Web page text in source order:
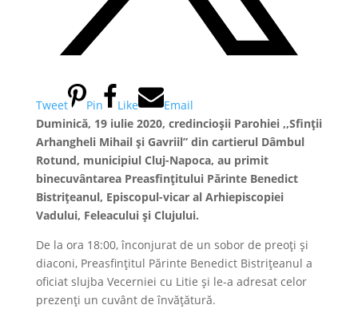
Tweet Pin Like
Email
Duminică, 19 iulie 2020, credincioșii Parohiei ,,Sfinții
Arhangheli Mihail și Gavriil” din cartierul Dâmbul
Rotund, municipiul Cluj-Napoca, au primit
binecuvântarea Preasfințitului Părinte Benedict
Bistrițeanul, Episcopul-vicar al Arhiepiscopiei
Vadului, Feleacului și Clujului.
De la ora 18:00, înconjurat de un sobor de preoți și
diaconi, Preasfințitul Părinte Benedict Bistrițeanul a
oficiat slujba Vecerniei cu Litie și le-a adresat celor
prezenți un cuvânt de învățătură.